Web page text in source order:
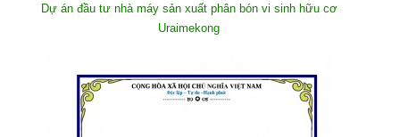
Dự án đầu tư nhà máy sản xuất phân bón vi sinh hữu cơ
Uraimekong